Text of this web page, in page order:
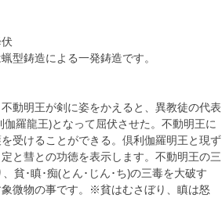
型鋳造による一発鋳造です。
動明王が剣に姿をかえると、異教徒の代表
羅龍王)となって屈伏させた。不動明王に
受けることができる。倶利伽羅明王と現ず
と彗との功徳を表示します。不動明王の三
貧･瞋･痴(とん･じん･ち)の三毒を大破す
微物の事です。※貧はむさぼり、瞋は怒